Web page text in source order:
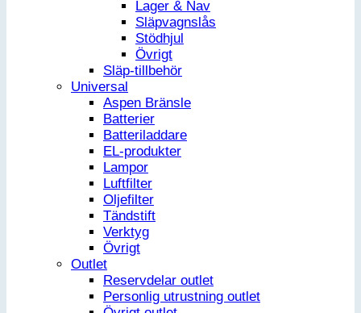
Lager & Nav
Släpvagnslås
Stödhjul
Övrigt
Släp-tillbehör
Universal
Aspen Bränsle
Batterier
Batteriladdare
EL-produkter
Lampor
Luftfilter
Oljefilter
Tändstift
Verktyg
Övrigt
Outlet
Reservdelar outlet
Personlig utrustning outlet